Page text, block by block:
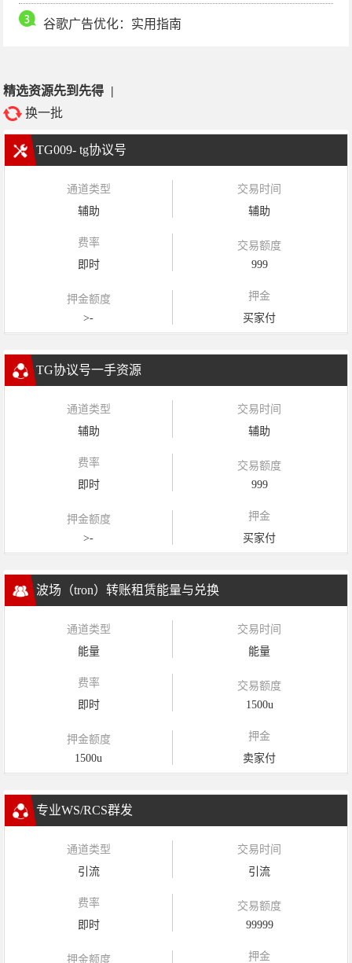
谷歌广告优化：实用指南
精选资源先到先得 |
换一批
TG009- tg协议号
通道类型
辅助
交易时间
辅助
费率
即时
交易额度
999
押金额度
>-
押金
买家付
TG协议号一手资源
通道类型
辅助
交易时间
辅助
费率
即时
交易额度
999
押金额度
>-
押金
买家付
波场（tron）转账租赁能量与兑换
通道类型
能量
交易时间
能量
费率
即时
交易额度
1500u
押金额度
1500u
押金
卖家付
专业WS/RCS群发
通道类型
引流
交易时间
引流
费率
即时
交易额度
99999
押金额度 押金